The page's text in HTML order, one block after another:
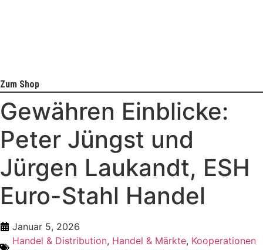
Zum Shop
Gewähren Einblicke:
Peter Jüngst und
Jürgen Laukandt, ESH
Euro-Stahl Handel
Januar 5, 2026
Handel & Distribution, Handel & Märkte, Kooperationen